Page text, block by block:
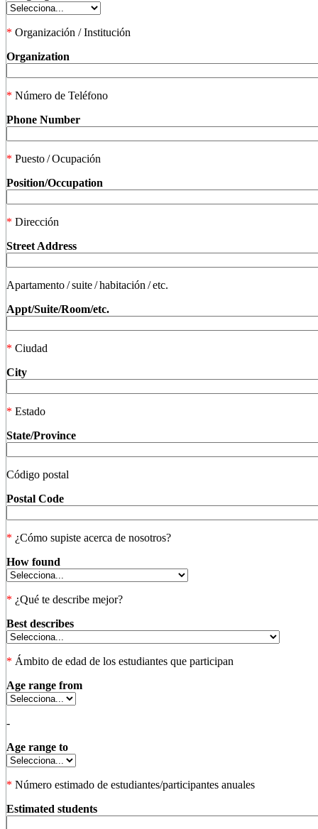
* Organización / Institución
Organization
* Número de Teléfono
Phone Number
* Puesto / Ocupación
Position/Occupation
* Dirección
Street Address
Apartamento / suite / habitación / etc.
Appt/Suite/Room/etc.
* Ciudad
City
* Estado
State/Province
Código postal
Postal Code
* ¿Cómo supiste acerca de nosotros?
How found
* ¿Qué te describe mejor?
Best describes
* Ámbito de edad de los estudiantes que participan
Age range from
-
Age range to
* Número estimado de estudiantes/participantes anuales
Estimated students